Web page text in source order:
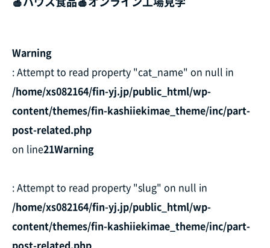
Warning
: Attempt to read property "cat_name" on null in
/home/xs082164/fin-yj.jp/public_html/wp-
content/themes/fin-kashiiekimae_theme/inc/part-
post-related.php
on line21Warning
: Attempt to read property "slug" on null in
/home/xs082164/fin-yj.jp/public_html/wp-
content/themes/fin-kashiiekimae_theme/inc/part-
post-related.php